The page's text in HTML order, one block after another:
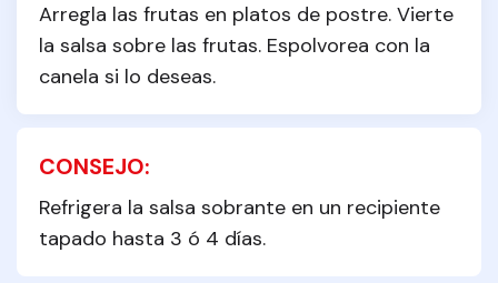
Arregla las frutas en platos de postre. Vierte
la salsa sobre las frutas. Espolvorea con la
canela si lo deseas.
CONSEJO:
Refrigera la salsa sobrante en un recipiente
tapado hasta 3 ó 4 días.